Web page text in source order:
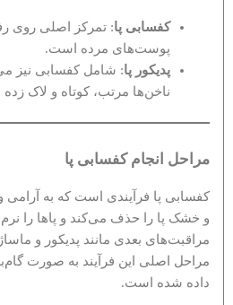
کفسابی پا: تمرکز اصلی روی
پوست‌های مرده است.
پدیکور پا: شامل کفسابی نیز
ناخن‌ها مرتب، کوتاه و لاک
مراحل انجام کفسابی پا
کفسابی پا فرآیندی است که به
و خشک پا را حذف می‌کند و پاها را
مراقبت‌های بعدی مانند پدیکور و
مراحل اصلی این فرآیند به صورت
داده شده است.